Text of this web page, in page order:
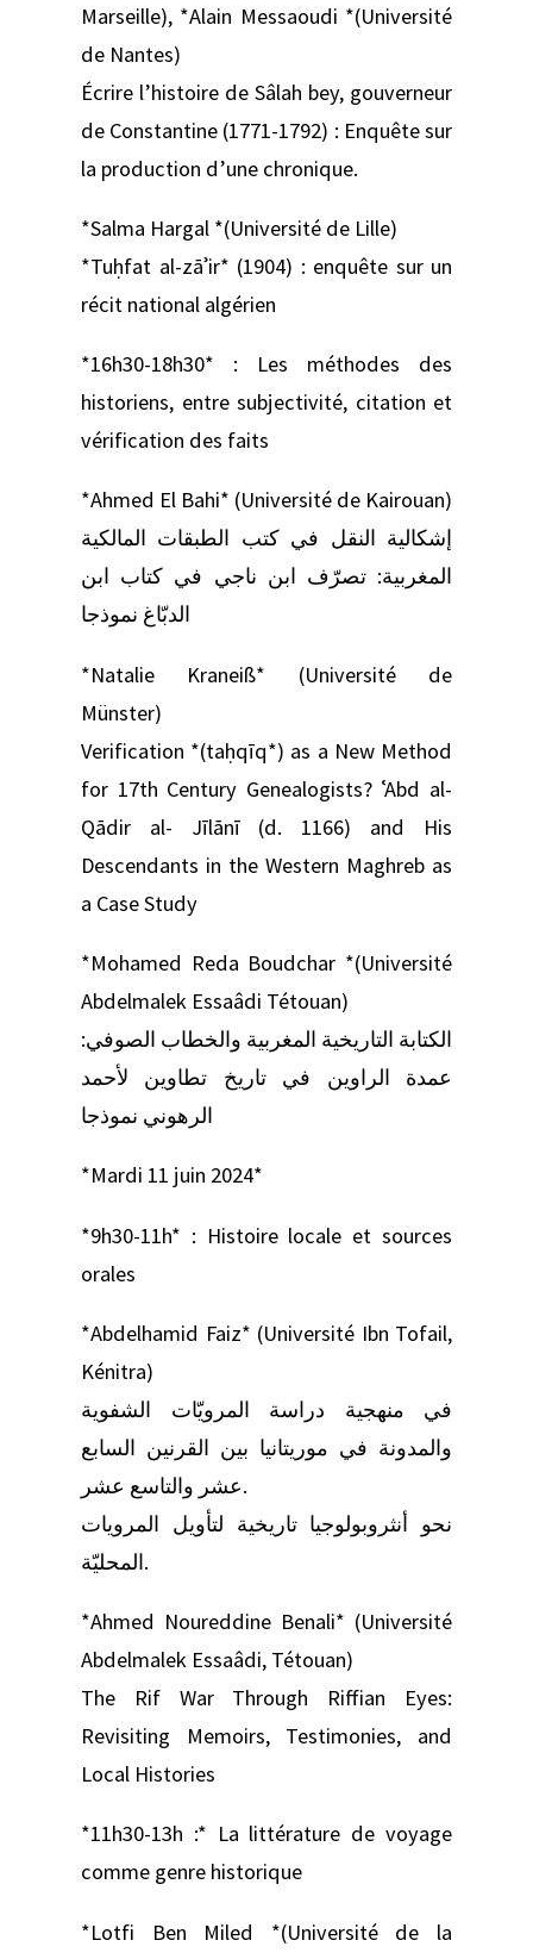
Marseille), *Alain Messaoudi *(Université
de Nantes)
Écrire l’histoire de Sâlah bey, gouverneur
de Constantine (1771-1792) : Enquête sur
la production d’une chronique.
*Salma Hargal *(Université de Lille)
*Tuḥfat al-zāʾir* (1904) : enquête sur un
récit national algérien
*16h30-18h30* : Les méthodes des
historiens, entre subjectivité, citation et
vérification des faits
*Ahmed El Bahi* (Université de Kairouan)
إشكالية النقل في كتب الطبقات المالكية
المغربية: تصرّف ابن ناجي في كتاب ابن
الدبّاغ نموذجا
*Natalie Kraneiß* (Université de
Münster)
Verification *(taḥqīq*) as a New Method
for 17th Century Genealogists? ʿAbd al-
Qādir al- Jīlānī (d. 1166) and His
Descendants in the Western Maghreb as
a Case Study
*Mohamed Reda Boudchar *(Université
Abdelmalek Essaâdi Tétouan)
الكتابة التاريخية المغربية والخطاب الصوفي:
عمدة الراوين في تاريخ تطاوين لأحمد
الرهوني نموذجا
*Mardi 11 juin 2024*
*9h30-11h* : Histoire locale et sources
orales
*Abdelhamid Faiz* (Université Ibn Tofail,
Kénitra)
في منهجية دراسة المرويّات الشفوية
والمدونة في موريتانيا بين القرنين السابع
عشر والتاسع عشر.
نحو أنثروبولوجيا تاريخية لتأويل المرويات
المحليّة.
*Ahmed Noureddine Benali* (Université
Abdelmalek Essaâdi, Tétouan)
The Rif War Through Riffian Eyes:
Revisiting Memoirs, Testimonies, and
Local Histories
*11h30-13h :* La littérature de voyage
comme genre historique
*Lotfi Ben Miled *(Université de la